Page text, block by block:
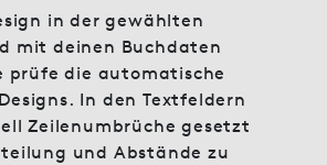
in der gewählten
mit deinen Buchdaten
prüfe die automatische
In den Textfeldern
Zeilenumbrüche gesetzt
und Abstände zu